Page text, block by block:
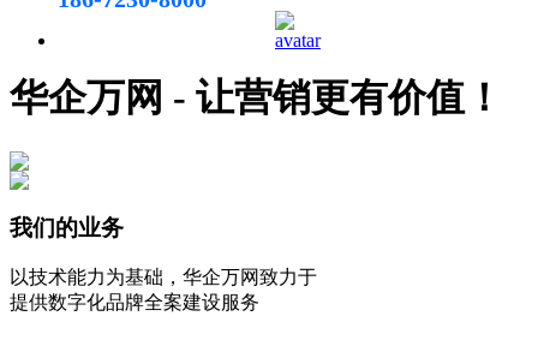
华企万网 - 让营销更有价值！
我们的业务
以技术能力为基础，华企万网致力于
提供数字化品牌全案建设服务